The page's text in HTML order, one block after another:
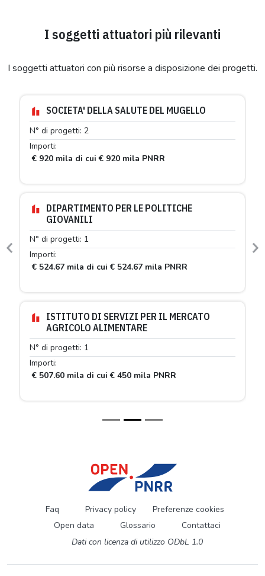
I soggetti attuatori più rilevanti
I soggetti attuatori con più risorse a disposizione dei progetti.
SOCIETA' DELLA SALUTE DEL MUGELLO
N° di progetti: 2
Importi:
€ 920 mila di cui € 920 mila PNRR
DIPARTIMENTO PER LE POLITICHE
GIOVANILI
N° di progetti: 1
Importi:
€ 524.67 mila di cui € 524.67 mila PNRR
ISTITUTO DI SERVIZI PER IL MERCATO
AGRICOLO ALIMENTARE
N° di progetti: 1
Importi:
€ 507.60 mila di cui € 450 mila PNRR
Previous
Faq Privacy policy
Preferenze cookies
Open data
Glossario
Contattaci
Dati con licenza di utilizzo ODbL 1.0